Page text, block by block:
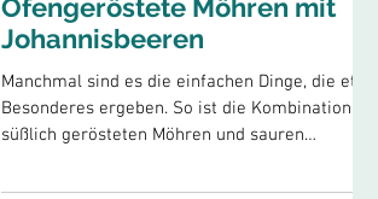
Ofengeröstete Möhren mit
Johannisbeeren
Manchmal sind es die einfachen Dinge, die etwas
Besonderes ergeben. So ist die Kombination aus
süßlich gerösteten Möhren und sauren
gesundheitlich überzeugend. Das farbenfrohe